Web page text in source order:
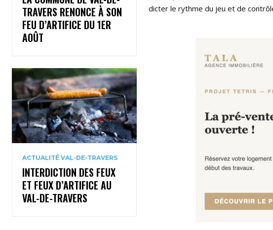
TRAVERS RENONCE À SON
FEU D’ARTIFICE DU 1ER
AOÛT
ACTUALITÉ VAL-DE-TRAVERS
INTERDICTION DES FEUX
ET FEUX D’ARTIFICE AU
VAL-DE-TRAVERS
dicter le rythme du jeu et de